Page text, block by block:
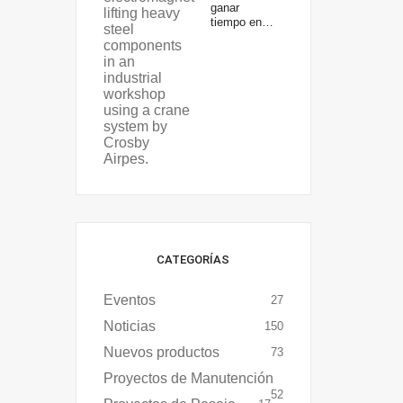
ganar
tiempo en…
CATEGORÍAS
Eventos 27
Noticias 150
Nuevos productos 73
Proyectos de Manutención
52